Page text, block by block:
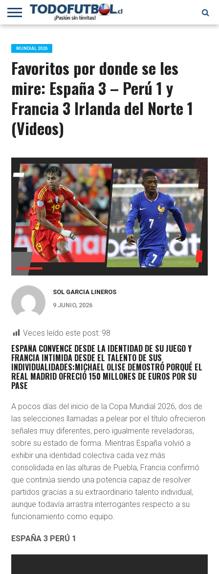
PRIMERA
B
SELECCIÓN
CHILENA
CHILENOS
EN EL
MUNDO
FÚTBOL
INTERNACIONAL
MUNDIAL 2026
Favoritos por donde se les
mire: España 3 – Perú 1 y
Francia 3 Irlanda del Norte 1
(Videos)
SOL GARCIA LINEROS
9 JUNIO, 2026
Veces leído este post: 98
ESPAÑA CONVENCE DESDE LA IDENTIDAD DE SU JUEGO Y
FRANCIA INTIMIDA DESDE EL TALENTO DE SUS
INDIVIDUALIDADES:MICHAEL OLISE DEMOSTRÓ PORQUÉ EL
REAL MADRID OFRECIÓ 150 MILLONES DE EUROS POR SU
PASE
A pocos días del inicio de la Copa Mundial 2026, dos de
las selecciones llamadas a pelear por el título ofrecieron
señales muy diferentes, pero igualmente reveladoras,
sobre su estado de forma. Mientras España volvió a
exhibir una identidad colectiva cada vez más
consolidada en las alturas de Puebla, Francia confirmó
que continúa siendo una potencia capaz de resolver
partidos gracias a su extraordinario talento individual,
aunque todavía arrastra interrogantes respecto a su
funcionamiento como equipo.
ESPAÑA 3 PERÚ 1